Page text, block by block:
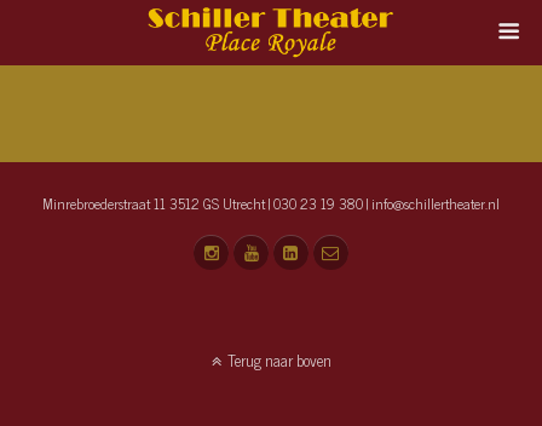
Minrebroederstraat 11 3512 GS Utrecht | 030 23 19 380 | info@schillertheater.nl
Terug naar boven